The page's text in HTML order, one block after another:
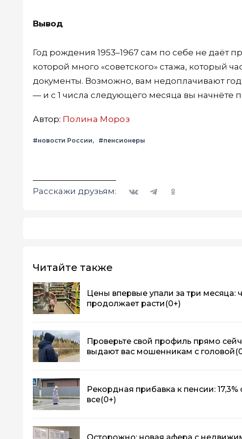
Вывод
Год рождения 1953–1967 сам по себе не даёт
которой много «советского» стажа, который
документы. Возможно, вам недоплачивают
— и с 1 числа следующего месяца вы начнёте
Автор: Полина Мороз
#новости России #пенсионеры
Расскажи друзьям:
Читайте также
Цены впервые упали за три месяца:
продолжает расти (0+)
Проверьте свой профиль прямо
выдают вас мошенникам с головой
Рекордная прибавка к пенсии: 17,3%
все(0+)